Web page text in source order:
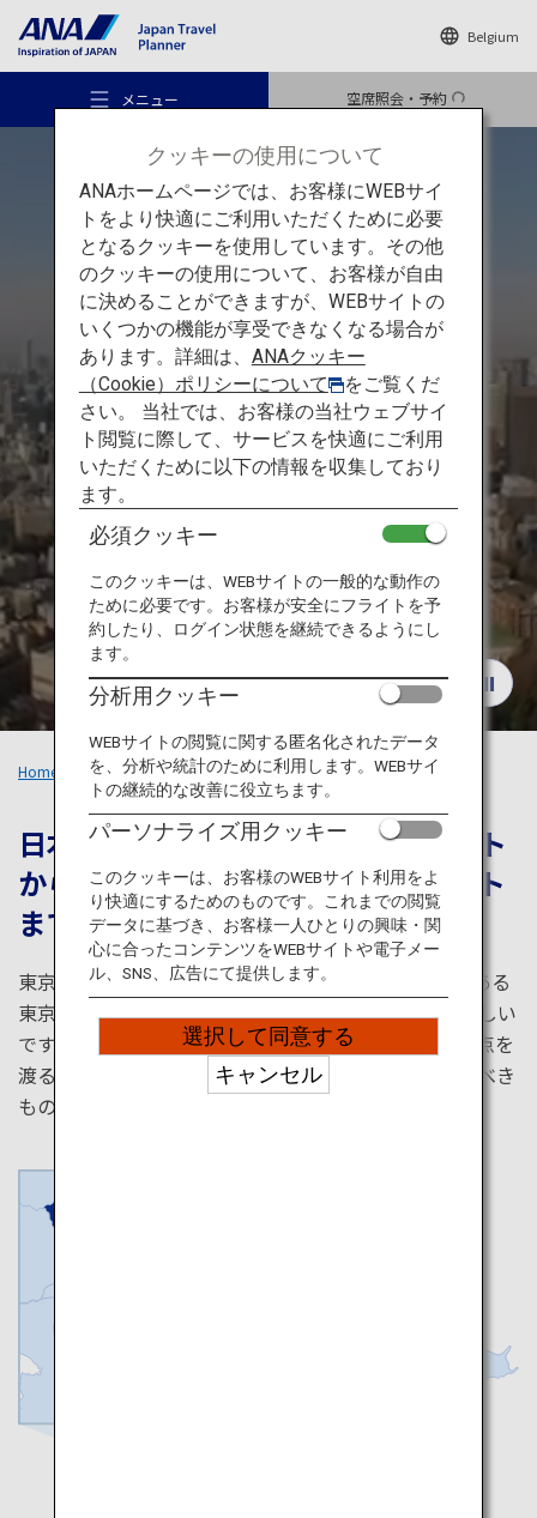
Belgium
メニュー 空席照会・予約
おすすめの旅
旅のアイデア
行き先
旅のお役立ち情報
ANA サービス
東京の見逃せないスポット
東京：初めての旅行で訪れ
たいスポットを巡る旅
Home おすすめの旅 東京の見逃せないスポット
日本の玄関口ー東京。人気のスポット
から、あまり知られていないスポット
までご紹介
東京は人口138万人以上の大都市。東京のシンボルである
東京タワーと同様、スカイツリーからの眺めも素晴らしい
です。日本を感じる浅草寺、渋谷のスクランブル交差点を
渡る人々の光景、東京湾を見下ろすお台場など、見るべき
ものがたくさんあります。
クッキーの使用について
ANAホームページでは、お客様にWEBサイ
トをより快適にご利用いただくために必要
となるクッキーを使用しています。その他
のクッキーの使用について、お客様が自由
に決めることができますが、WEBサイトの
いくつかの機能が享受できなくなる場合が
あります。詳細は、 ANAクッキー
（Cookie）ポリシーについて
をご覧くだ
さい。 当社では、お客様の当社ウェブサイ
ト閲覧に際して、サービスを快適にご利用
いただくために以下の情報を収集しており
ます。
必須クッキー
このクッキーは、WEBサイトの一般的な動作の
ために必要です。お客様が安全にフライトを予
約したり、ログイン状態を継続できるようにし
ます。
分析用クッキー
WEBサイトの閲覧に関する匿名化されたデータ
を、分析や統計のために利用します。WEBサイ
トの継続的な改善に役立ちます。
パーソナライズ用クッキー
このクッキーは、お客様のWEBサイト利用をよ
り快適にするためのものです。これまでの閲覧
データに基づき、お客様一人ひとりの興味・関
心に合ったコンテンツをWEBサイトや電子メー
ル、SNS、広告にて提供します。
選択して同意する
キャンセル